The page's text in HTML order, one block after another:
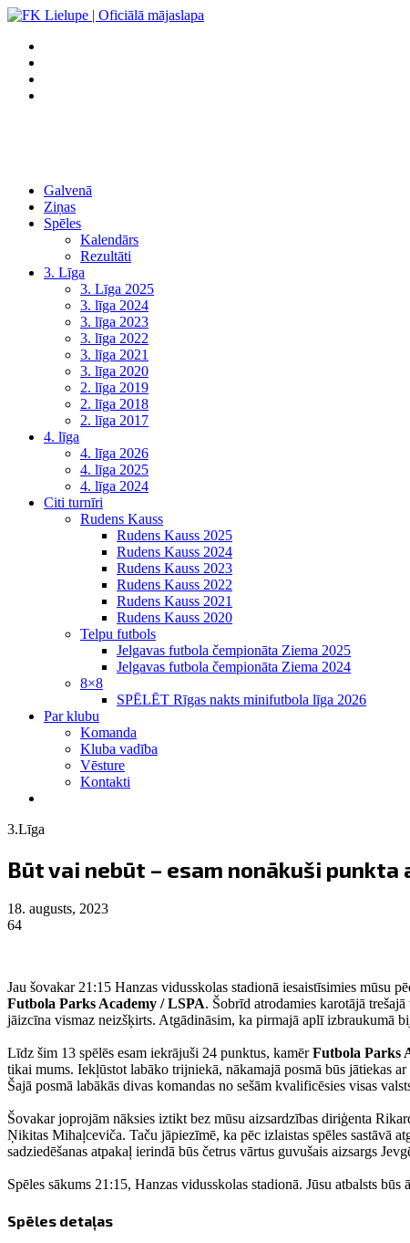
Galvenā
Ziņas
Spēles
Kalendārs
Rezultāti
3. Līga
3. Līga 2025
3. līga 2024
3. līga 2023
3. līga 2022
3. līga 2021
3. līga 2020
2. līga 2019
2. līga 2018
2. līga 2017
4. līga
4. līga 2026
4. līga 2025
4. līga 2024
Citi turnīri
Rudens Kauss
Rudens Kauss 2025
Rudens Kauss 2024
Rudens Kauss 2023
Rudens Kauss 2022
Rudens Kauss 2021
Rudens Kauss 2020
Telpu futbols
Jelgavas futbola čempionāta Ziema 2025
Jelgavas futbola čempionāta Ziema 2024
8×8
SPĒLĒT Rīgas nakts minifutbola līga 2026
Par klubu
Komanda
Kluba vadība
Vēsture
Kontakti
3.Līga
Būt vai nebūt – esam nonākuši
18. augusts, 2023
64
Jau šovakar 21:15 Hanzas vidusskolas stadionā iesaistīsimies mūsu
Futbola Parks Academy / LSPA. Šobrīd atrodamies karotājā
jāizcīna vismaz neizšķirts. Atgādināsim, ka pirmajā aplī izbraukumā
Līdz šim 13 spēlēs esam iekrājuši 24 punktus, kamērFutbola Parks
tikai mums. Iekļūstot labāko trijniekā, nākamajā posmā būs jātiekas
Šajā posmā labākās divas komandas no sešām kvalificēsies visas
Šovakar joprojām nāksies iztikt bez mūsu aizsardzības diriģenta
Ņikitas Mihaļceviča. Taču jāpiezīmē, ka pēc izlaistas spēles sastāvā
sadziedēšanas atpakaļ ierindā būs četrus vārtus guvušais aizsargs
Spēles sākums 21:15, Hanzas vidusskolas stadionā. Jūsu atbalsts būs
Spēles detaļas